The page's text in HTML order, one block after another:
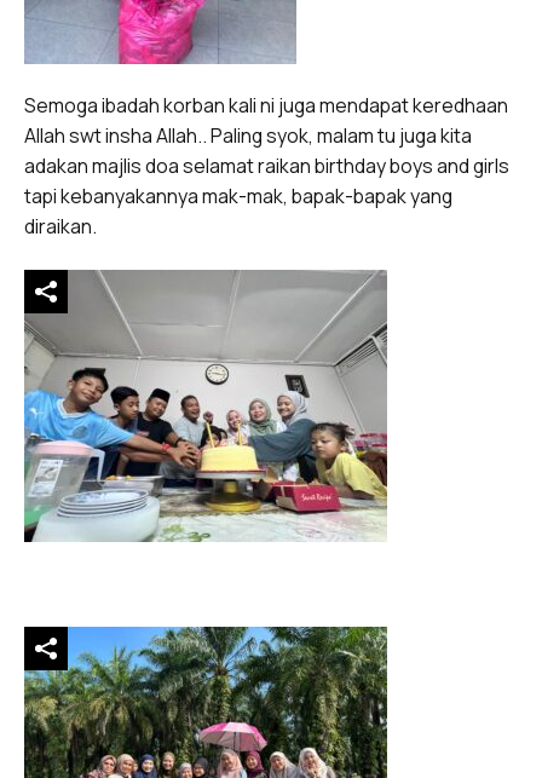
Semoga ibadah korban kali ni juga mendapat keredhaan
Allah swt insha Allah.. Paling syok, malam tu juga kita
adakan majlis doa selamat raikan birthday boys and girls
tapi kebanyakannya mak-mak, bapak-bapak yang
diraikan.